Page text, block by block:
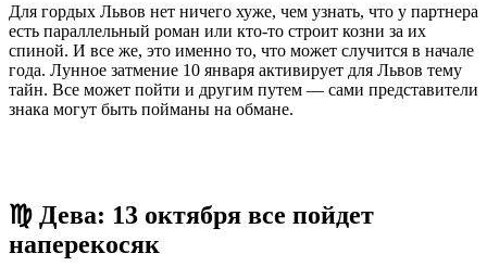
Для гордых Львов нет ничего хуже, чем узнать, что у партнера
есть параллельный роман или кто-то строит козни за их
спиной. И все же, это именно то, что может случится в начале
года. Лунное затмение 10 января активирует для Львов тему
тайн. Все может пойти и другим путем — сами представители
знака могут быть пойманы на обмане.
♍ Дева: 13 октября все пойдет
наперекосяк